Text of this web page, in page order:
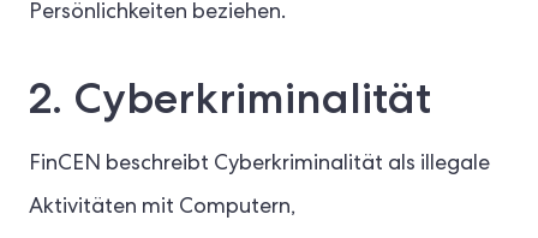
Persönlichkeiten beziehen.
2. Cyberkriminalität
FinCEN beschreibt Cyberkriminalität als illegale
Aktivitäten mit Computern,